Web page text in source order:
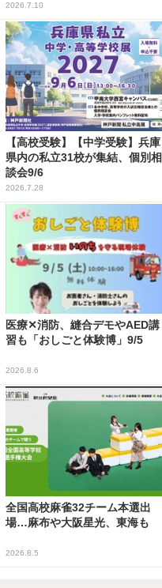
2026.7.10
【高校受験】【中学受験】兵庫
県内の私立31校が集結、個別相
談会9/6
2026.7.28
医療✕消防、縫合デモやAED講
習も「おしごと体験博」9/5
2026.8.6
全国高校麻雀32チーム本選出
場…麻布や大阪星光、東海も
2026.8.5